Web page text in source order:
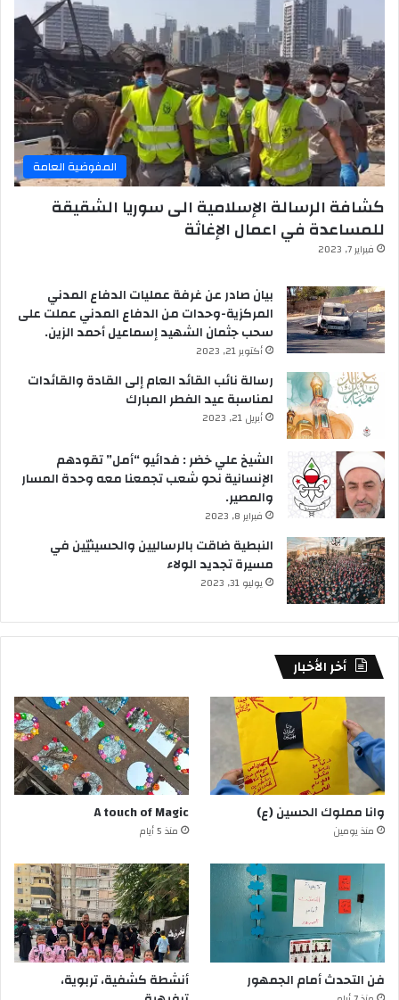
المفوضية العامة
كشافة الرسالة الإسلامية الى سوريا الشقيقة
للمساعدة في اعمال الإغاثة
فبراير 7, 2023
بيان صادر عن غرفة عمليات الدفاع المدني
المركزية-وحدات من الدفاع المدني عملت على
سحب جثمان الشهيد إسماعيل أحمد الزين.
أكتوبر 21, 2023
رسالة نائب القائد العام إلى القادة والقائدات
لمناسبة عيد الفطر المبارك
أبريل 21, 2023
الشيخ علي خضر : فدائيو “أمل” تقودهم
الإنسانية نحو شعب تجمعنا معه وحدة المسار
والمصير.
فبراير 8, 2023
النبطية ضاقت بالرساليين والحسينيّين في
مسيرة تجديد الولاء
يوليو 31, 2023
أخر الأخبار
وانا مملوك الحسين (ع)
منذ يومين
A touch of Magic
منذ 5 أيام
فن التحدث أمام الجمهور
أنشطة كشفية، تربوية،